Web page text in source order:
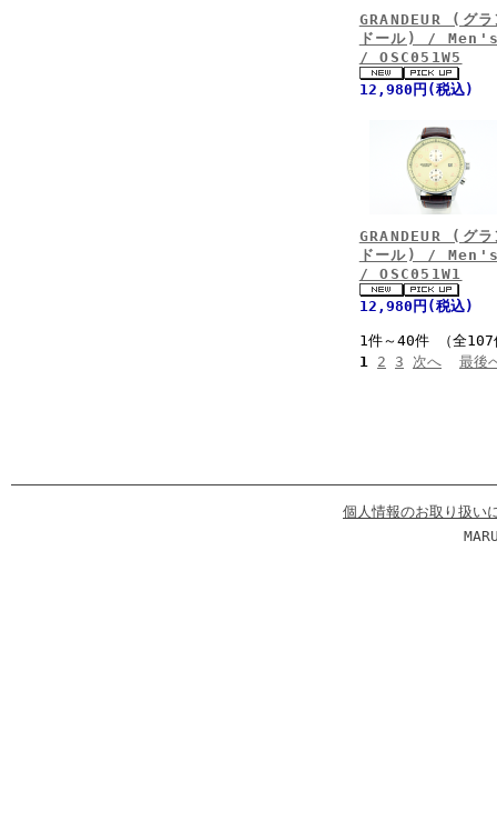
GRANDEUR (グラ
ドール) /
/ OSC051W5
12,980円(税込)
GRANDEUR (グラ
ドール) /
/ OSC051W1
12,980円(税込)
1件～40件 （全
1 2 3 次へ 最後
個人情報のお取り扱い